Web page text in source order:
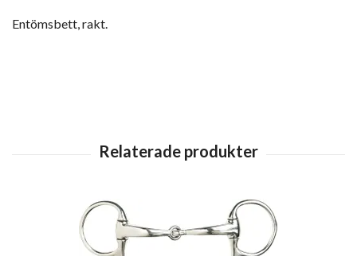
Entömsbett, rakt.